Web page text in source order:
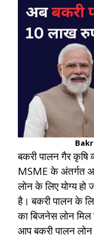
बकरी पालन गैर
MSME के अंतर्गत
लोन के लिए योग्य हो
है। बकरी पालन के
का बिजनेस लोन
आप बकरी पालन